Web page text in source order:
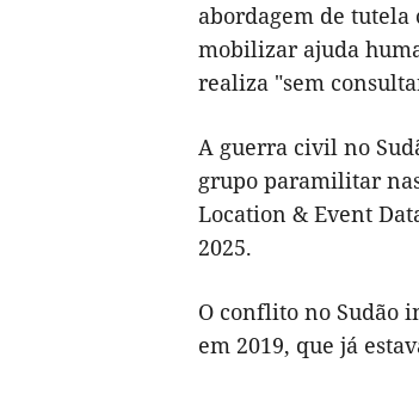
abordagem de
mobilizar ajuda
realiza "sem
A guerra civil no
grupo paramilitar
Location & Event
2025.
O conflito no Sudão
em 2019, que já